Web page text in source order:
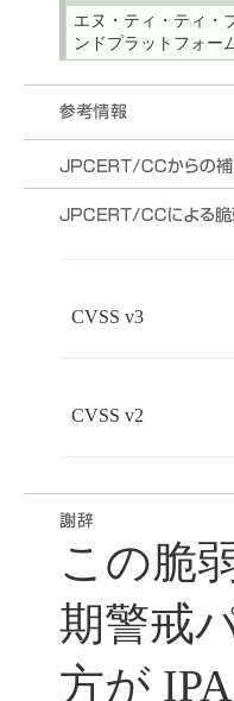
エヌ・ティ・ティ・
ンドプラットフォー
CVSS v3
CVSS v2
この脆
期警戒
方が